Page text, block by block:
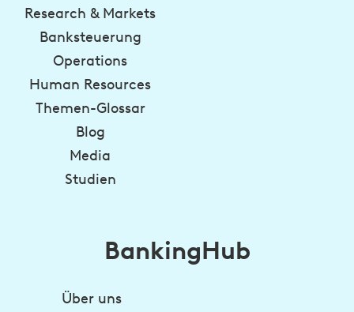
Research & Markets
Banksteuerung
Operations
Human Resources
Themen-Glossar
Blog
Media
Studien
BankingHub
Über uns